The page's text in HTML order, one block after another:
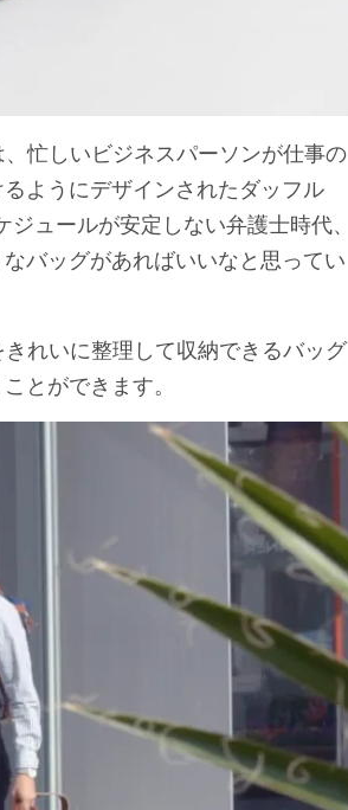
忙しいビジネスパーソンが仕事の
ようにデザインされたダッフル
ュールが安定しない弁護士時代、
バッグがあればいいなと思ってい
れいに整理して収納できるバッグ
とができます。